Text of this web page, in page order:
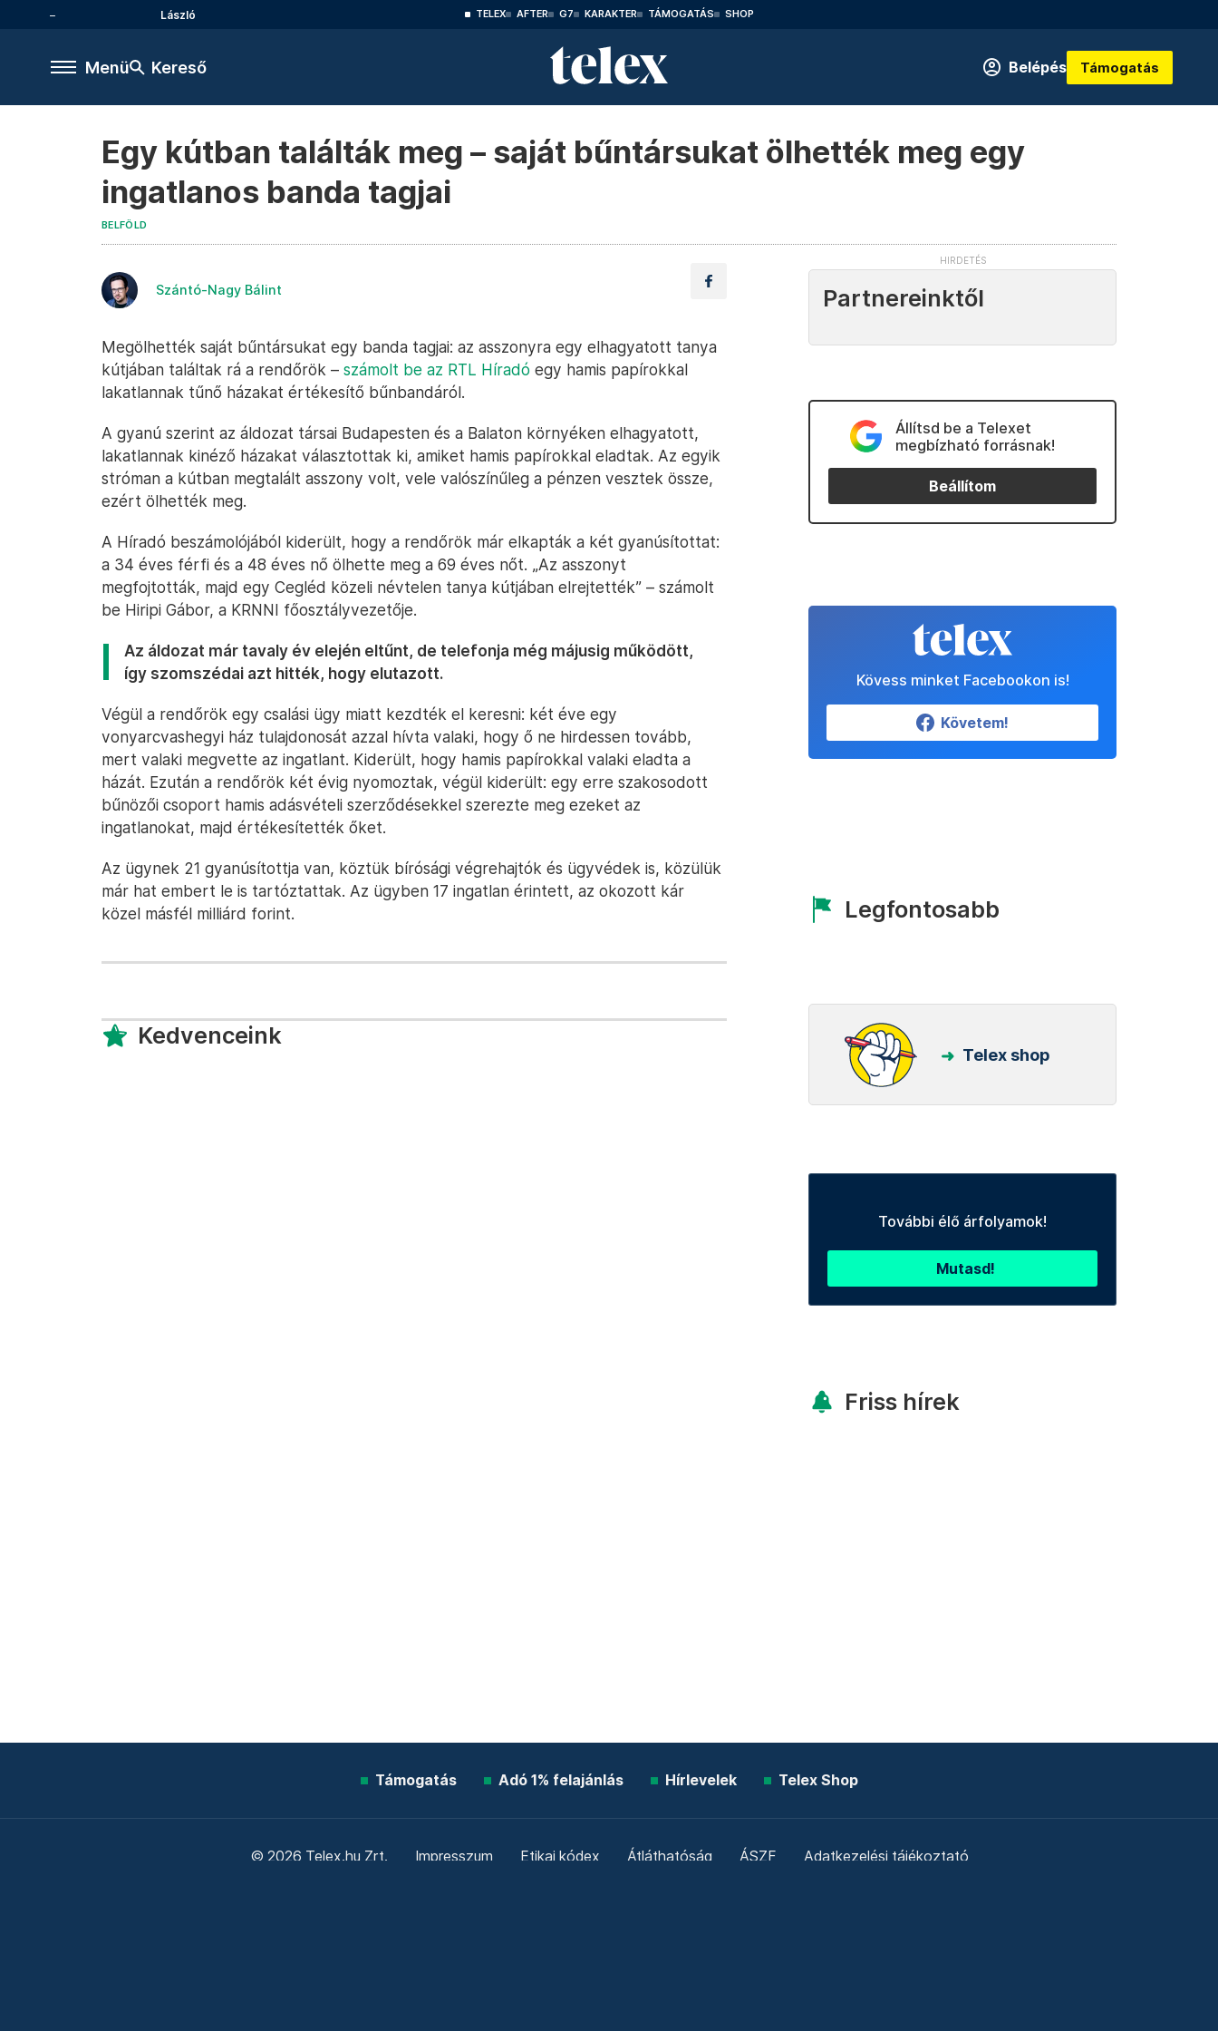
László TELEX AFTER G7 KARAKTER TÁMOGATÁS SHOP
Menü Kereső Belépés Támogatás
Egy kútban találták meg – saját bűntársukat ölhették meg egy
ingatlanos banda tagjai
BELFÖLD
Szántó-Nagy Bálint
Megölhették saját bűntársukat egy banda tagjai: az asszonyra egy elhagyatott tanya
kútjában találtak rá a rendőrök – számolt be az RTL Híradó egy hamis papírokkal
lakatlannak tűnő házakat értékesítő bűnbandáról.
A gyanú szerint az áldozat társai Budapesten és a Balaton környéken elhagyatott,
lakatlannak kinéző házakat választottak ki, amiket hamis papírokkal eladtak. Az egyik
stróman a kútban megtalált asszony volt, vele valószínűleg a pénzen vesztek össze,
ezért ölhették meg.
A Híradó beszámolójából kiderült, hogy a rendőrök már elkapták a két gyanúsítottat:
a 34 éves férfi és a 48 éves nő ölhette meg a 69 éves nőt. „Az asszonyt
megfojtották, majd egy Cegléd közeli névtelen tanya kútjában elrejtették” – számolt
be Hiripi Gábor, a KRNNI főosztályvezetője.
Az áldozat már tavaly év elején eltűnt, de telefonja még májusig működött,
így szomszédai azt hitték, hogy elutazott.
Végül a rendőrök egy csalási ügy miatt kezdték el keresni: két éve egy
vonyarcvashegyi ház tulajdonosát azzal hívta valaki, hogy ő ne hirdessen tovább,
mert valaki megvette az ingatlant. Kiderült, hogy hamis papírokkal valaki eladta a
házát. Ezután a rendőrök két évig nyomoztak, végül kiderült: egy erre szakosodott
bűnözői csoport hamis adásvételi szerződésekkel szerezte meg ezeket az
ingatlanokat, majd értékesítették őket.
Az ügynek 21 gyanúsítottja van, köztük bírósági végrehajtók és ügyvédek is, közülük
már hat embert le is tartóztattak. Az ügyben 17 ingatlan érintett, az okozott kár
közel másfél milliárd forint.
Kedvenceink
Partnereinktől
Állítsd be a Telexet
megbízható forrásnak!
Beállítom
Kövess minket Facebookon is!
Követem!
Legfontosabb
Telex shop
További élő árfolyamok!
Mutasd!
Friss hírek
Támogatás Adó 1% felajánlás Hírlevelek Telex Shop
© 2026 Telex.hu Zrt. Impresszum Etikai kódex Átláthatóság ÁSZF Adatkezelési tájékoztató